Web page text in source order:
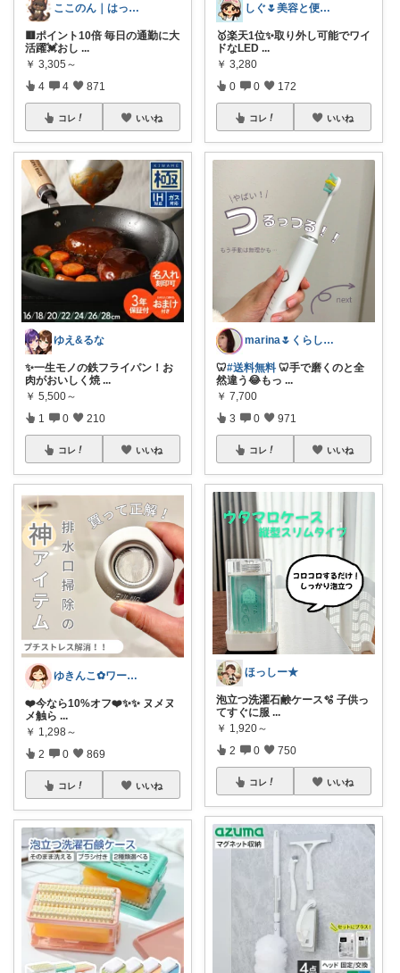
ここのん｜はっぴいライフ💓
🟥ポイント10倍 毎日の通勤に大
活躍💓おし ...
￥ 3,305～
4 4 871
コレ いいね
ゆえ&るな
✨一生モノの鉄フライパン！お
肉がおいしく焼 ...
￥ 5,500～
1 0 210
コレ いいね
ゆきんこ✿ワーママ時短アイテム✿
❤️今なら10%オフ❤️✨✨ ヌメヌ
メ触ら ...
￥ 1,298～
2 0 869
コレ いいね
しぐ🌷美容と便利な小物🍀
🥇楽天1位✨️取り外し可能でワイ
ドなLED ...
￥ 3,280
0 0 172
コレ いいね
marina🌷くらしとおしゃれ🏠💄
🦷#送料無料 🦷手で磨くのと全
然違う😂もっ ...
￥ 7,700
3 0 971
コレ いいね
ほっしー★
泡立つ洗濯石鹸ケース🫧 子供っ
てすぐに服 ...
￥ 1,920～
2 0 750
コレ いいね